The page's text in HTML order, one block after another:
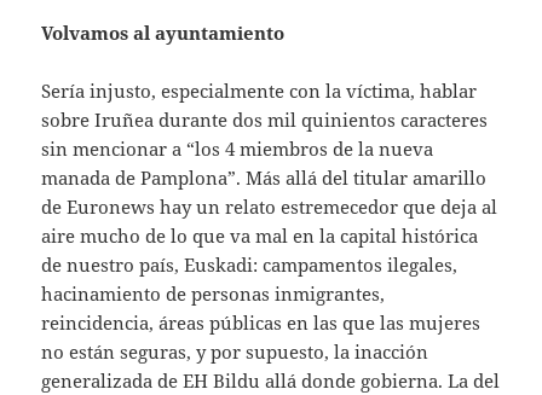
Volvamos al ayuntamiento
Sería injusto, especialmente con la víctima, hablar
sobre Iruñea durante dos mil quinientos caracteres
sin mencionar a “los 4 miembros de la nueva
manada de Pamplona”. Más allá del titular amarillo
de Euronews hay un relato estremecedor que deja al
aire mucho de lo que va mal en la capital histórica
de nuestro país, Euskadi: campamentos ilegales,
hacinamiento de personas inmigrantes,
reincidencia, áreas públicas en las que las mujeres
no están seguras, y por supuesto, la inacción
generalizada de EH Bildu allá donde gobierna. La del